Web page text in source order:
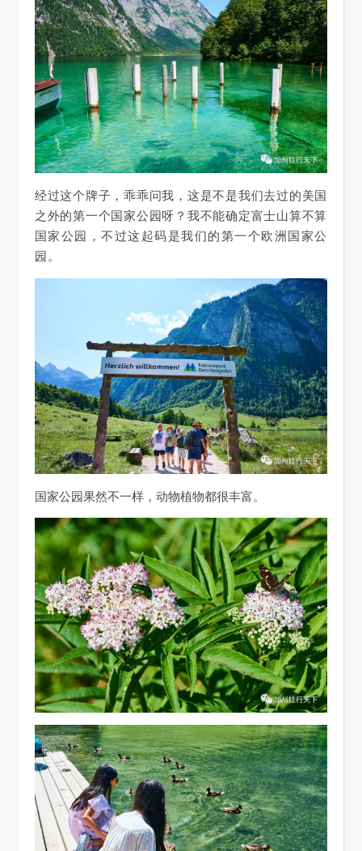
经过这个牌子，乖乖问我，这是不是我们去过的美国
之外的第一个国家公园呀？我不能确定富士山算不算
国家公园，不过这起码是我们的第一个欧洲国家公
园。
国家公园果然不一样，动物植物都很丰富。